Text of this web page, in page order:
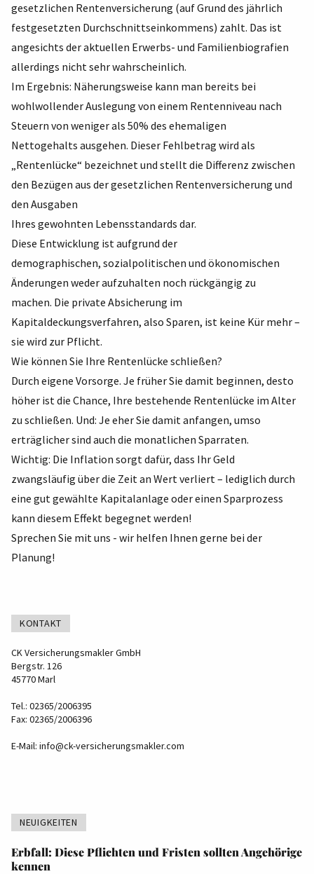
gesetzlichen Rentenversicherung (auf Grund des jährlich
festgesetzten Durchschnittseinkommens) zahlt. Das ist
angesichts der aktuellen Erwerbs- und Familienbiografien
allerdings nicht sehr wahrscheinlich.
Im Ergebnis: Näherungsweise kann man bereits bei
wohlwollender Auslegung von einem Rentenniveau nach
Steuern von weniger als 50% des ehemaligen
Nettogehalts ausgehen. Dieser Fehlbetrag wird als
„Rentenlücke“ bezeichnet und stellt die Differenz zwischen
den Bezügen aus der gesetzlichen Rentenversicherung und
den Ausgaben
Ihres gewohnten Lebensstandards dar.
Diese Entwicklung ist aufgrund der
demographischen, sozialpolitischen und ökonomischen
Änderungen weder aufzuhalten noch rückgängig zu
machen. Die private Absicherung im
Kapitaldeckungsverfahren, also Sparen, ist keine Kür mehr –
sie wird zur Pflicht.
Wie können Sie Ihre Rentenlücke schließen?
Durch eigene Vorsorge. Je früher Sie damit beginnen, desto
höher ist die Chance, Ihre bestehende Rentenlücke im Alter
zu schließen. Und: Je eher Sie damit anfangen, umso
erträglicher sind auch die monatlichen Sparraten.
Wichtig: Die Inflation sorgt dafür, dass Ihr Geld
zwangsläufig über die Zeit an Wert verliert – lediglich durch
eine gut gewählte Kapitalanlage oder einen Sparprozess
kann diesem Effekt begegnet werden!
Sprechen Sie mit uns - wir helfen Ihnen gerne bei der
Planung!
KONTAKT
CK Versicherungsmakler GmbH
Bergstr. 126
45770 Marl
Tel.: 02365/2006395
Fax: 02365/2006396
E-Mail: info@ck-versicherungsmakler.com
NEUIGKEITEN
Erbfall: Diese Pflichten und Fristen sollten Angehörige
kennen